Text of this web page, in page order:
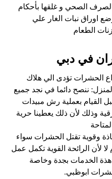
الصحي و غلقها بأحكام
اوراق نبات الغار علي
الطعام
في دبي
الحشرات تؤدى الي هلاك
ننصح دائما في نجد جميع
القيام بعملية رش مبيدات
وذلك لأن ذلك يعطينا حرية
وقوية تقتل الحشرات سواء
لأن الرائحة القوية تكمل عمل
هذة الخدمات بجدة وخاصة
ابوظبي.